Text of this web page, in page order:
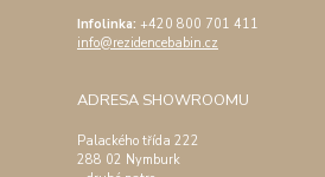
Infolinka: +420 800 701 411
info@rezidencebabin.cz
ADRESA SHOWROOMU
Palackého třída 222
288 02 Nymburk